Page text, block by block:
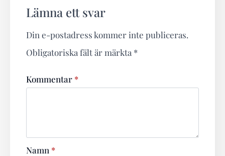
Lämna ett svar
Din e-postadress kommer inte publiceras.
Obligatoriska fält är märkta *
Kommentar *
Namn *